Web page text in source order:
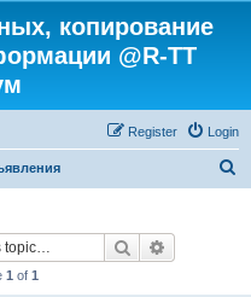
копирование
@R-TT
Login
Register
Search
1 of 1